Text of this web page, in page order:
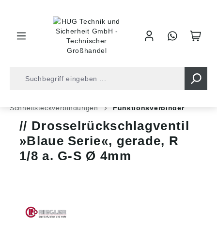
Schnellsteckverbindungen
Funktionsverbinder
Drosselrückschlagventil
»Blaue Serie«, gerade, R
1/8 a. G-S Ø 4mm